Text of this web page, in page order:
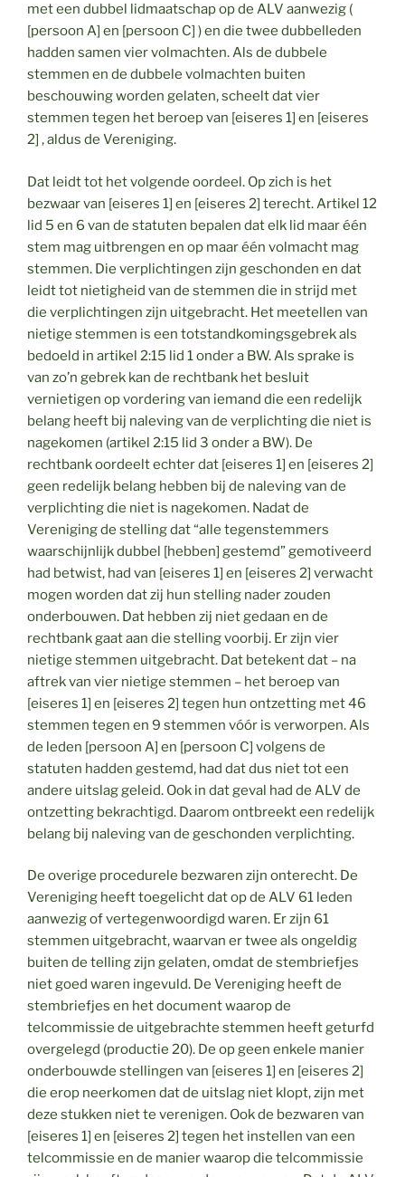
met een dubbel lidmaatschap op de ALV aanwezig (
[persoon A] en [persoon C] ) en die twee dubbelleden
hadden samen vier volmachten. Als de dubbele
stemmen en de dubbele volmachten buiten
beschouwing worden gelaten, scheelt dat vier
stemmen tegen het beroep van [eiseres 1] en [eiseres
2] , aldus de Vereniging.
Dat leidt tot het volgende oordeel. Op zich is het
bezwaar van [eiseres 1] en [eiseres 2] terecht. Artikel 12
lid 5 en 6 van de statuten bepalen dat elk lid maar één
stem mag uitbrengen en op maar één volmacht mag
stemmen. Die verplichtingen zijn geschonden en dat
leidt tot nietigheid van de stemmen die in strijd met
die verplichtingen zijn uitgebracht. Het meetellen van
nietige stemmen is een totstandkomingsgebrek als
bedoeld in artikel 2:15 lid 1 onder a BW. Als sprake is
van zo’n gebrek kan de rechtbank het besluit
vernietigen op vordering van iemand die een redelijk
belang heeft bij naleving van de verplichting die niet is
nagekomen (artikel 2:15 lid 3 onder a BW). De
rechtbank oordeelt echter dat [eiseres 1] en [eiseres 2]
geen redelijk belang hebben bij de naleving van de
verplichting die niet is nagekomen. Nadat de
Vereniging de stelling dat “alle tegenstemmers
waarschijnlijk dubbel [hebben] gestemd” gemotiveerd
had betwist, had van [eiseres 1] en [eiseres 2] verwacht
mogen worden dat zij hun stelling nader zouden
onderbouwen. Dat hebben zij niet gedaan en de
rechtbank gaat aan die stelling voorbij. Er zijn vier
nietige stemmen uitgebracht. Dat betekent dat – na
aftrek van vier nietige stemmen – het beroep van
[eiseres 1] en [eiseres 2] tegen hun ontzetting met 46
stemmen tegen en 9 stemmen vóór is verworpen. Als
de leden [persoon A] en [persoon C] volgens de
statuten hadden gestemd, had dat dus niet tot een
andere uitslag geleid. Ook in dat geval had de ALV de
ontzetting bekrachtigd. Daarom ontbreekt een redelijk
belang bij naleving van de geschonden verplichting.
De overige procedurele bezwaren zijn onterecht. De
Vereniging heeft toegelicht dat op de ALV 61 leden
aanwezig of vertegenwoordigd waren. Er zijn 61
stemmen uitgebracht, waarvan er twee als ongeldig
buiten de telling zijn gelaten, omdat de stembriefjes
niet goed waren ingevuld. De Vereniging heeft de
stembriefjes en het document waarop de
telcommissie de uitgebrachte stemmen heeft geturfd
overgelegd (productie 20). De op geen enkele manier
onderbouwde stellingen van [eiseres 1] en [eiseres 2]
die erop neerkomen dat de uitslag niet klopt, zijn met
deze stukken niet te verenigen. Ook de bezwaren van
[eiseres 1] en [eiseres 2] tegen het instellen van een
telcommissie en de manier waarop die telcommissie